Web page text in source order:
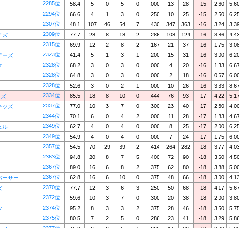
2285位
58.4 5 0 5 0 .000 13 28 -15 2.60 5.60
2294位
66.6 4 1 3 0 .250 10 25 -15 2.50 6.25
2307位
48.1 107 46 54 7 .430 347 363 -16 3.24 3.39
ズ
2309位 77.7 28 8 18 2 .286 108 124 -16 3.86 4.43
2315位
69.9 12 2 8 2 .167 21 37 -16 1.75 3.08
ーズ
2323位 41.4 5 1 3 1 .200 15 31 -16 3.00 6.20
2328位 68.2 3 0 3 0 .000 4 20 -16 1.33 6.67
2328位
64.8 3 0 3 0 .000 2 18 -16 0.67 6.00
2328位
52.6 3 0 2 1 .000 10 26 -16 3.33 8.67
ズ
2334位 85.5 18 8 10 0 .444 76 93 -17 4.22 5.17
ッズ
2337位 77.0 10 3 7 0 .300 23 40 -17 2.30 4.00
2344位
70.1 6 0 4 2 .000 11 28 -17 1.83 4.67
ル
2349位 62.7 4 0 4 0 .000 8 25 -17 2.00 6.25
2349位
54.9 4 0 4 0 .000 7 24 -17 1.75 6.00
2357位
54.5 70 29 39 2 .414 264 282 -18 3.77 4.03
2363位
94.8 20 8 7 5 .400 72 90 -18 3.60 4.50
2367位
89.0 16 6 8 2 .375 62 80 -18 3.88 5.00
ーサー
2367位 62.8 16 6 10 0 .375 48 66 -18 3.00 4.13
2370位 77.7 12 3 6 3 .250 50 68 -18 4.17 5.67
2372位
59.6 10 3 7 0 .300 20 38 -18 2.00 3.80
2374位 95.2 8 3 3 2 .375 28 46 -18 3.50 5.75
2375位
80.5 7 2 5 0 .286 23 41 -18 3.29 5.86